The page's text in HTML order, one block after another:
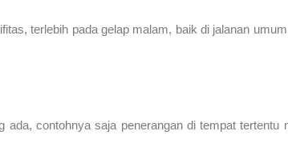
terlebih pada gelap malam, baik di jalanan
contohnya saja penerangan di tempat tertentu